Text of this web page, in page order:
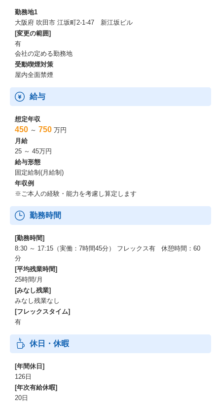
勤務地1
大阪府 吹田市 江坂町2-1-47 新江坂ビル
[変更の範囲]
有
会社の定める勤務地
受動喫煙対策
屋内全面禁煙
給与
想定年収
450 ～ 750 万円
月給
25 ～ 45万円
給与形態
固定給制(月給制)
年収例
※ご本人の経験・能力を考慮し算定します
勤務時間
[勤務時間]
8:30 ～ 17:15（実働：7時間45分） フレックス有 休憩時間：60
分
[平均残業時間]
25時間/月
[みなし残業]
みなし残業なし
[フレックスタイム]
有
休日・休暇
[年間休日]
126日
[年次有給休暇]
20日